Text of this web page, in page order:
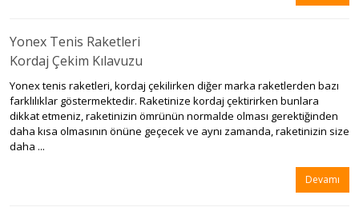
Yonex Tenis Raketleri
Kordaj Çekim Kılavuzu
Yonex tenis raketleri, kordaj çekilirken diğer marka raketlerden bazı
farklılıklar göstermektedir. Raketinize kordaj çektirirken bunlara
dikkat etmeniz, raketinizin ömrünün normalde olması gerektiğinden
daha kısa olmasının önüne geçecek ve aynı zamanda, raketinizin size
daha ...
Devamı